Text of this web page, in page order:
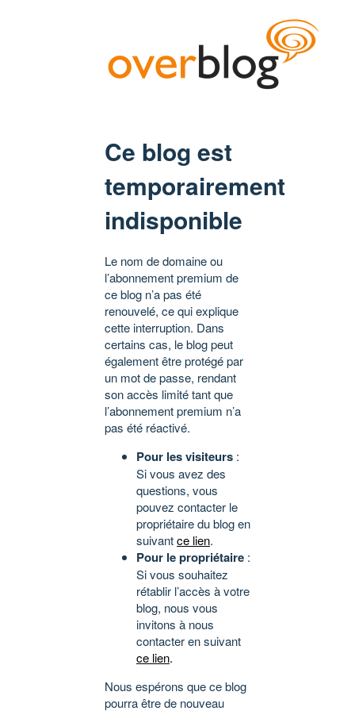
Ce blog est
temporairement
indisponible
Le nom de domaine ou
l’abonnement premium de
ce blog n’a pas été
renouvelé, ce qui explique
cette interruption. Dans
certains cas, le blog peut
également être protégé par
un mot de passe, rendant
son accès limité tant que
l’abonnement premium n’a
pas été réactivé.
Pour les visiteurs :
Si vous avez des
questions, vous
pouvez contacter le
propriétaire du blog en
suivantce lien.
Pour le propriétaire :
Si vous souhaitez
rétablir l’accès à votre
blog, nous vous
invitons à nous
contacter en suivant
ce lien.
Nous espérons que ce blog
pourra être de nouveau